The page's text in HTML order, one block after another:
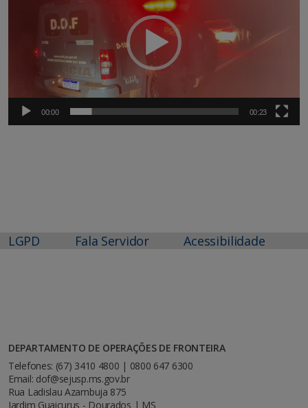
00:00 00:23
LGPD Fala Servidor Acessibilidade
DEPARTAMENTO DE OPERAÇÕES DE FRONTEIRA
Telefones: (67) 3410 4800 | 0800 647 6300
Email: dof@sejusp.ms.gov.br
Rua Ladislau Azambuja 875
Jardim Guaicurus - Dourados | MS